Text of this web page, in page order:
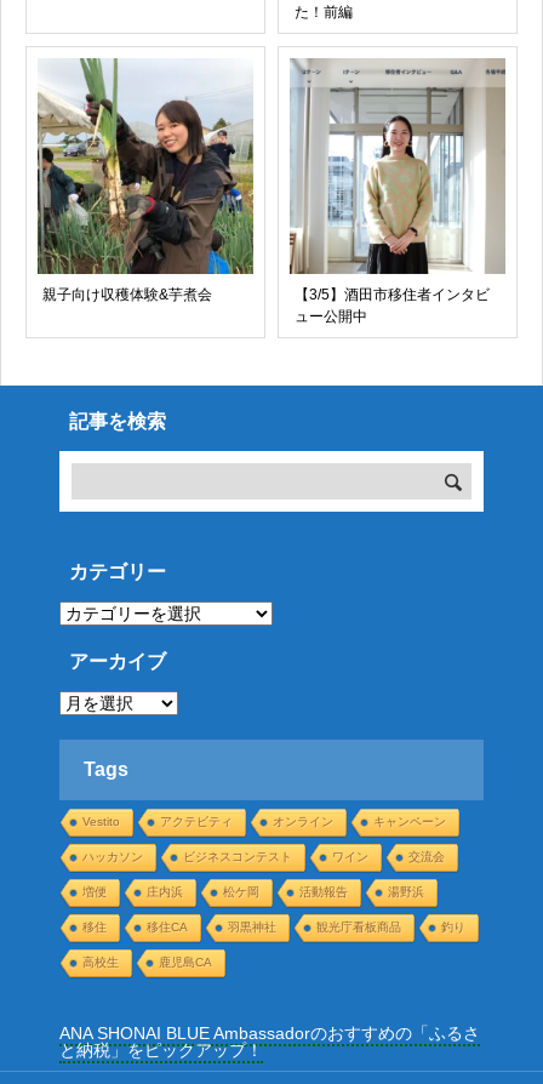
た！前編
親子向け収穫体験&芋煮会
【3/5】酒田市移住者インタビ
ュー公開中
記事を検索
カテゴリー
カ
テ
リ
ー
アーカイブ
ア
ー
Tags
Vestito アクテビティ オンライン キャンペーン
ハッカソン ビジネスコンテスト ワイン 交流会
増便 庄内浜 松ケ岡 活動報告 湯野浜
移住 移住CA 羽黒神社 観光庁看板商品 釣り
高校生 鹿児島CA
ANA SHONAI BLUE Ambassadorのおすすめの「ふるさ
と納税」をピックアップ！